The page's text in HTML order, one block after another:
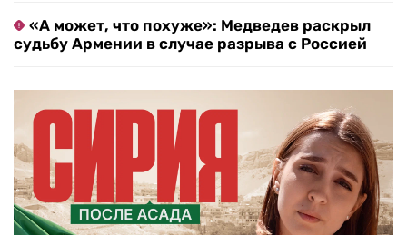
«А может, что похуже»: Медведев раскрыл
судьбу Армении в случае разрыва с Россией